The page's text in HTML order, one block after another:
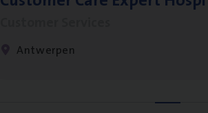
Antwerpen